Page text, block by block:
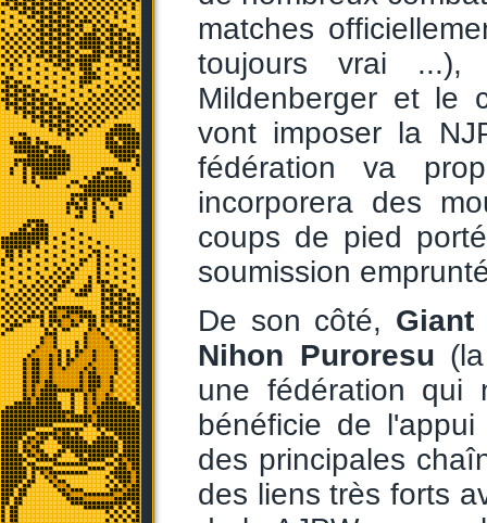
matches
toujours vrai ...),
Mildenberger et le
vont imposer la
fédération va
incorporera des
coups de pied
soumission
De son côté, Giant
Nihon Puroresu
une fédération
bénéficie de
des principales
des liens très forts